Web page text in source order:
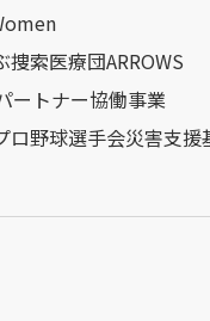
捜索医療団ARROWS
ートナー協働事業
ロ野球選手会災害支援